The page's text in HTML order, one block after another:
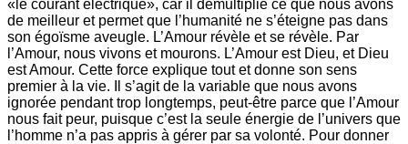
«le courant électrique», car il démultiplie ce que nous avons
de meilleur et permet que l’humanité ne s’éteigne pas dans
son égoïsme aveugle. L’Amour révèle et se révèle. Par
l’Amour, nous vivons et mourons. L’Amour est Dieu, et Dieu
est Amour. Cette force explique tout et donne son sens
premier à la vie. Il s’agit de la variable que nous avons
ignorée pendant trop longtemps, peut-être parce que l’Amour
nous fait peur, puisque c’est la seule énergie de l’univers que
l’homme n’a pas appris à gérer par sa volonté. Pour donner